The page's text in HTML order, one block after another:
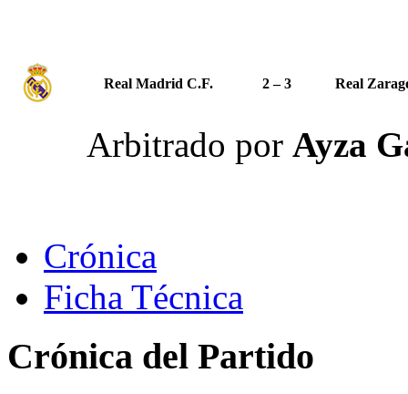
Real Madrid C.F. 2 – 3 Real
Arbitrado por Ayza
Crónica
Ficha Técnica
Crónica del Partido